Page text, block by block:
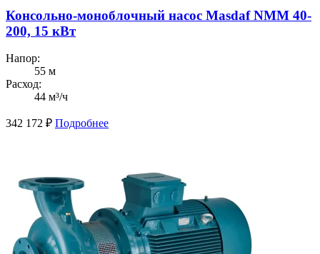
Консольно-моноблочный насос Masdaf NMM 40-
200, 15 кВт
Напор:
55 м
Расход:
44 м³/ч
342 172 ₽ Подробнее